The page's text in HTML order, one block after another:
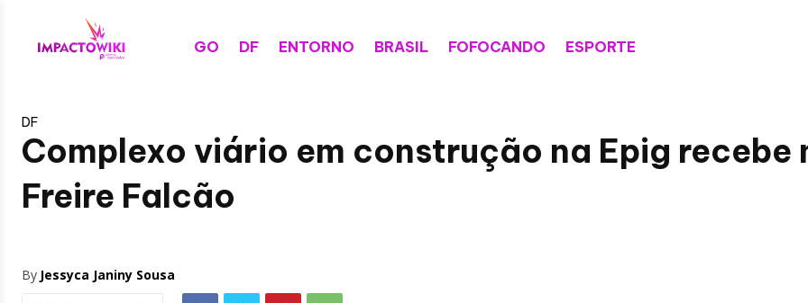
GO DF ENTORNO BRASIL FOFOCANDO ESPORTE
DF
Complexo viário em construção na Epig recebe
Freire Falcão
By Jessyca Janiny Sousa